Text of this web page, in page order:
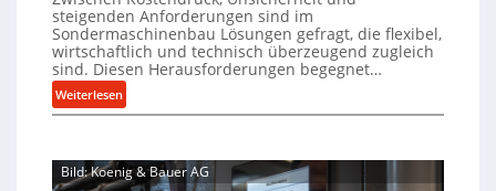
i
c
h
o
u
s
t
s
p
a
n
s
i
B
e
s
t
e
l
u
n
o
u
t
A
u
m
steigenden Anforderungen sind im
Sondermaschinenbau Lösungen gefragt, die flexibel,
wirtschaftlich und technisch überzeugend zugleich
sind. Diesen Herausforderungen begegnet…
Weiterlesen:
R
l
Bild: Koenig & Bauer AG